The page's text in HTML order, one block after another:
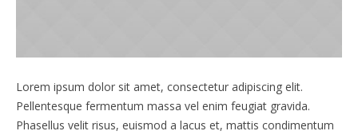
Lorem ipsum dolor sit amet, consectetur adipiscing elit.
Pellentesque fermentum massa vel enim feugiat gravida.
Phasellus velit risus, euismod a lacus et, mattis condimentum